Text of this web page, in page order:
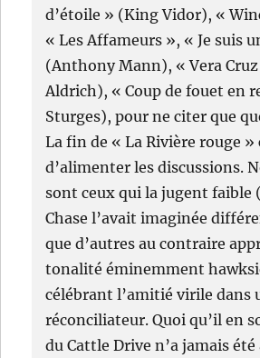
d’étoile » (King Vidor), «
« Les Affameurs », « Je suis
(Anthony Mann), « Vera
Aldrich), « Coup de fouet en
Sturges), pour ne citer que
La fin de « La Rivière rouge
d’alimenter les discussions.
sont ceux qui la jugent faible
Chase l’avait imaginée
que d’autres au contraire
tonalité éminemment
célébrant l’amitié virile dans
réconciliateur. Quoi qu’il en
du Cattle Drive n’a jamais